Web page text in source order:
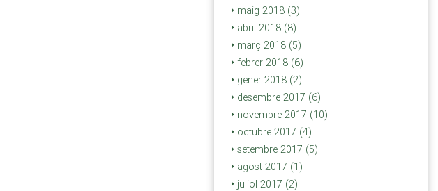
maig 2018 (3)
abril 2018 (8)
març 2018 (5)
febrer 2018 (6)
gener 2018 (2)
desembre 2017 (6)
novembre 2017 (10)
octubre 2017 (4)
setembre 2017 (5)
agost 2017 (1)
juliol 2017 (2)